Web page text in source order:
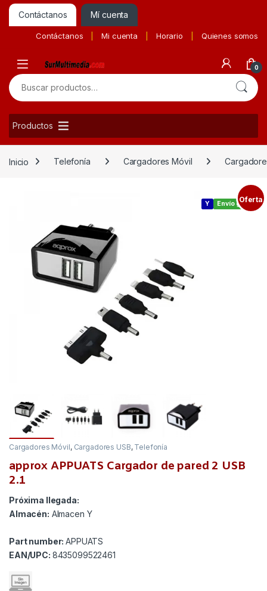
Contáctanos Mí cuenta
Contáctanos Mi cuenta Horario Quienes somos
0
Buscar por:
Productos
Inicio Telefonía Cargadores Móvil
Envío gratis
Y Oferta
Cargadores Móvil, Cargadores USB, Telefonía
approx APPUATS Cargador de pared 2 USB
2.1
Próxima llegada:
Almacén: Almacen Y
Part number:APPUATS
EAN/UPC: 8435099522461